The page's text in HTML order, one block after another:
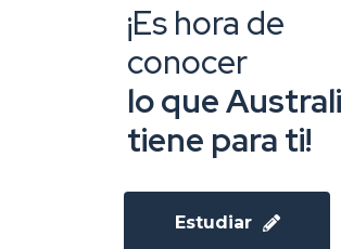
¡Es hora de
conocer
lo que
tiene para ti!
Estudiar